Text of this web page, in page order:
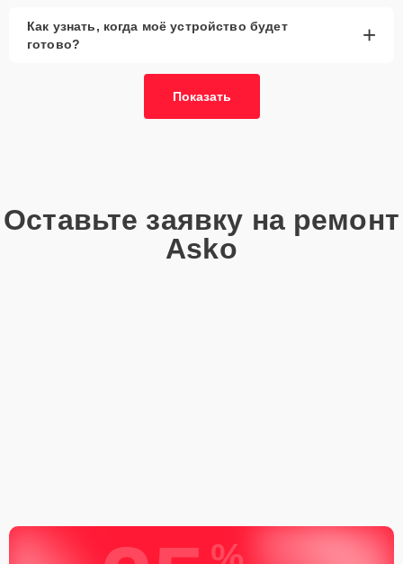
Как узнать, когда моё устройство будет
готово?
+
Показать
Оставьте заявку на ремонт
Asko